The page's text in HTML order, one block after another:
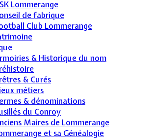
Lommerange
de fabrique
Club Lommerange
& Historique du nom
& Curés
métiers
& dénominations
du Conroy
Maires de Lommerange
et sa Généalogie